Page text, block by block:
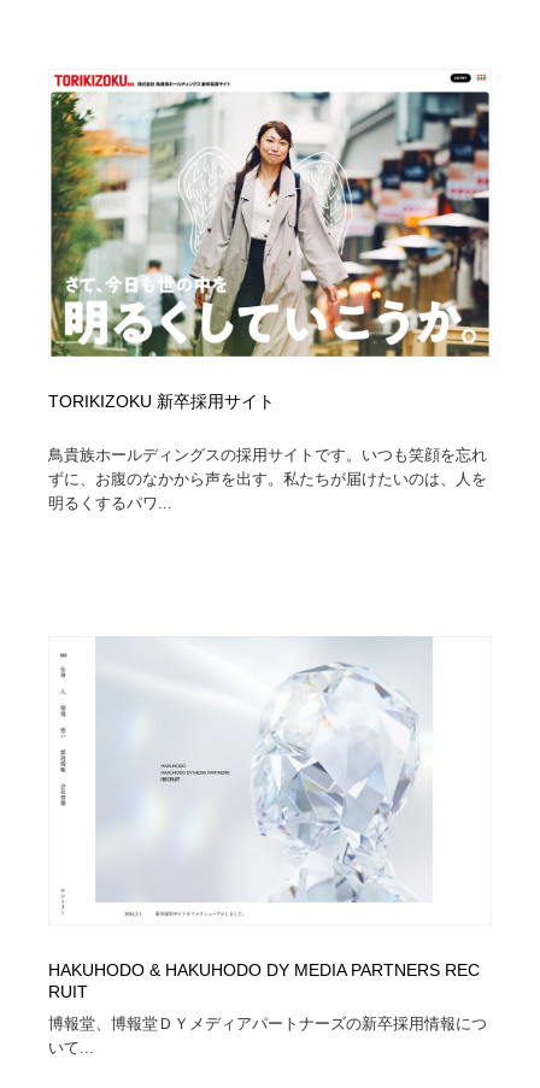
TORIKIZOKU 新卒採用サイト
鳥貴族ホールディングスの採用サイトです。いつも笑顔を忘れ
ずに、お腹のなかから声を出す。私たちが届けたいのは、人を
明るくするパワ...
HAKUHODO & HAKUHODO DY MEDIA PARTNERS REC
RUIT
博報堂、博報堂ＤＹメディアパートナーズの新卒採用情報につ
いて...